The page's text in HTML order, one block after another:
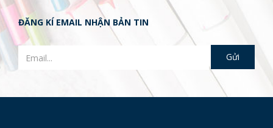
ĐĂNG KÍ EMAIL NHẬN BẢN TIN